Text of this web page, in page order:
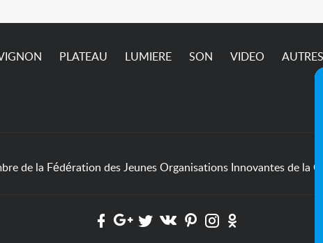
PLATEAU LUMIERE SON VIDEO AUTRES
de la Fédération des Jeunes Organisations Innovantes de la